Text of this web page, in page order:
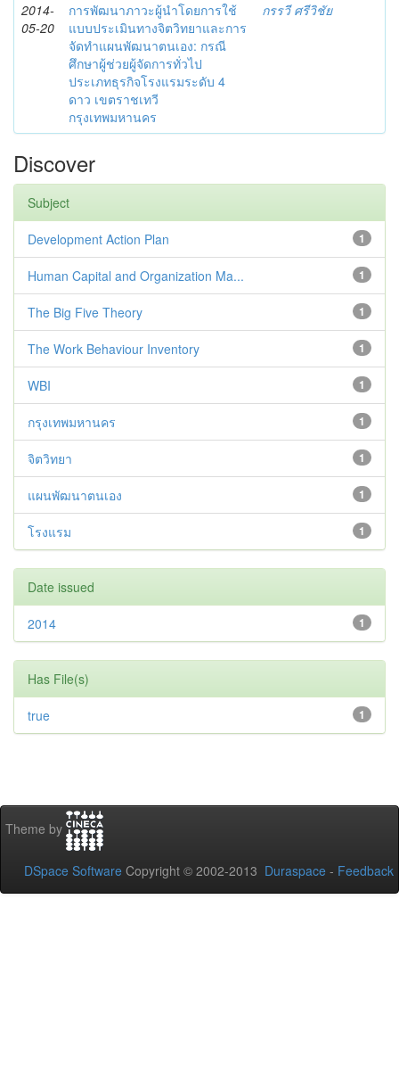
2014-
05-20
การพัฒนาภาวะผู้นำโดยการใช้
แบบประเมินทางจิตวิทยาและการ
จัดทำแผนพัฒนาตนเอง: กรณี
ศึกษาผู้ช่วยผู้จัดการทั่วไป
ประเภทธุรกิจโรงแรมระดับ 4
ดาว เขตราชเทวี
กรุงเทพมหานคร
กรรวี ศรีวิชัย
Discover
Subject
1
Development Action Plan
1
Human Capital and Organization Ma...
1
The Big Five Theory
1
The Work Behaviour Inventory
1
WBI
1
กรุงเทพมหานคร
1
จิตวิทยา
1
แผนพัฒนาตนเอง
1
โรงแรม
Date issued
1
2014
Has File(s)
1
true
Theme by
DSpace Software Copyright © 2002-2013 Duraspace - Feedback